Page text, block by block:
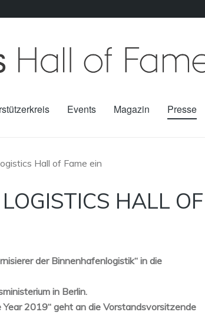
Events Magazin Presse
Hall of Fame ein
HALL OF
der Binnenhafenlogistik“ in die
in Berlin.
2019“ geht an die Vorstandsvorsitzende